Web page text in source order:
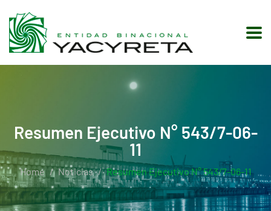
Resumen Ejecutivo N° 543/7-06-
11
Home Noticias Resumen Ejecutivo N° 543/7-06-11